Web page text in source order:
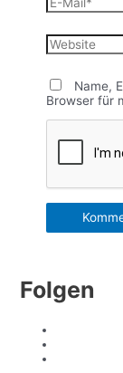
Mail*
Website
Name,
Browser für
Folgen